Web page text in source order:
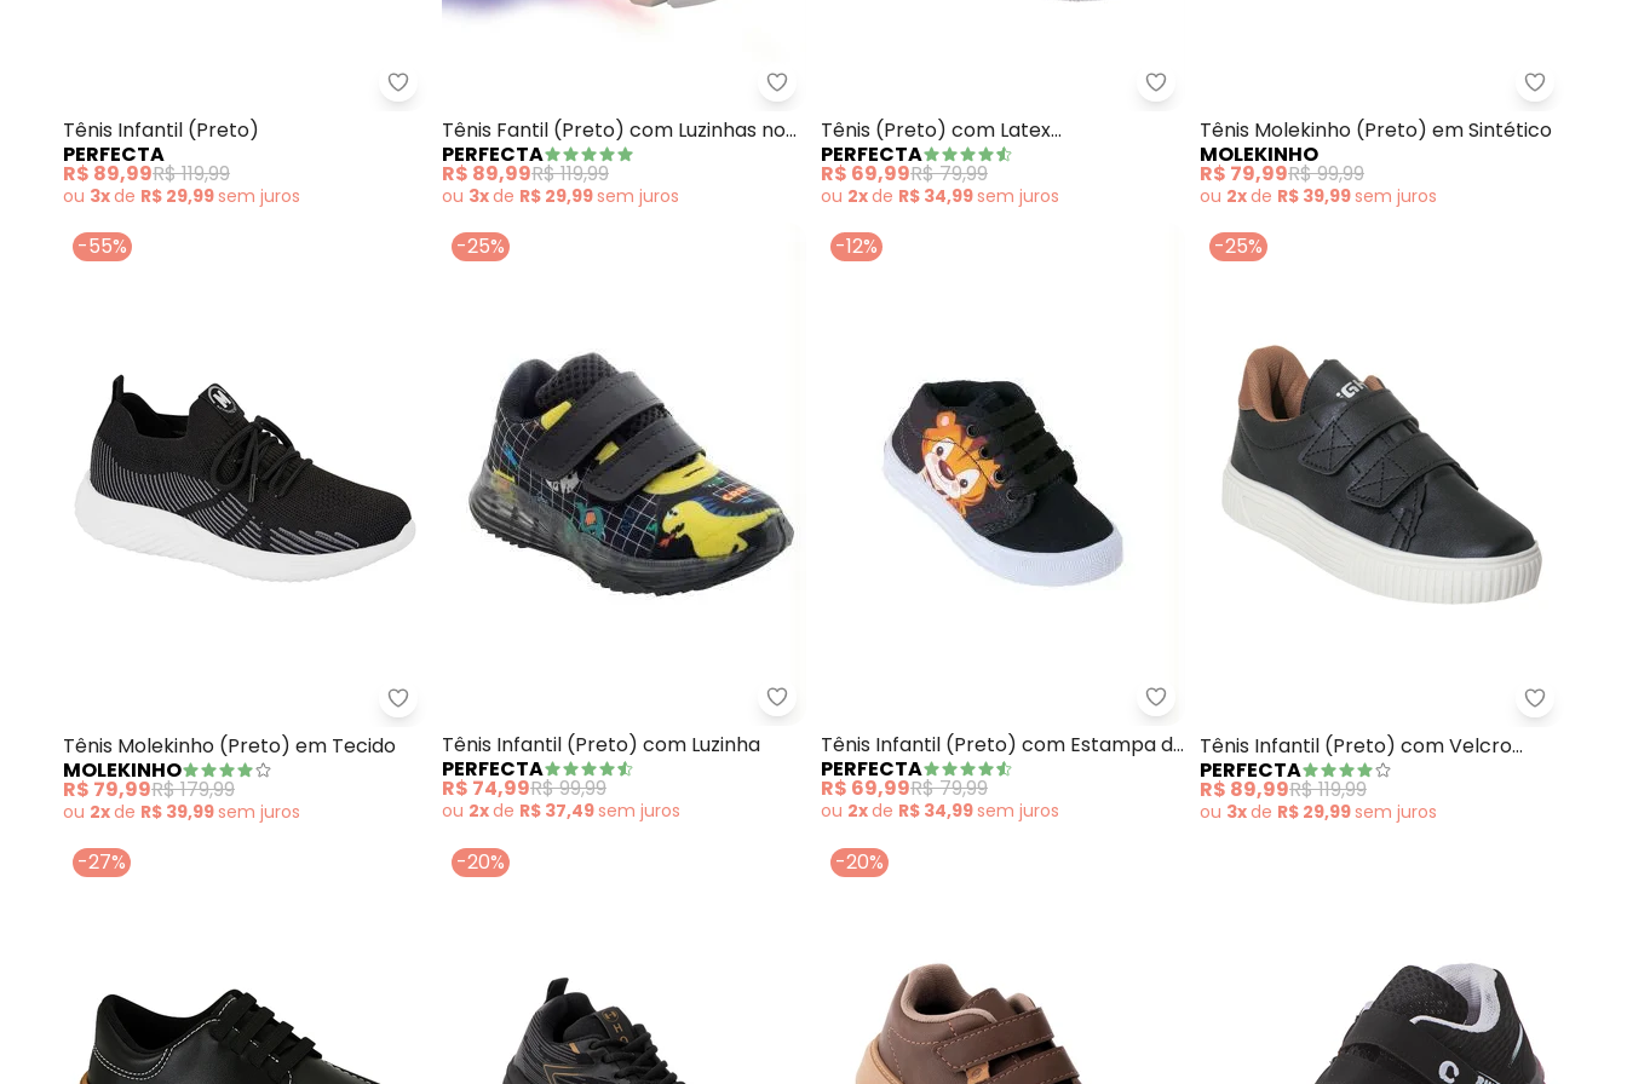
Perfecta - Tênis Infantil (Preto)
Tênis Infantil (Preto)
PERFECTA
R$ 89,99R$ 119,99
ou 3xde R$ 29,99sem juros
Perfecta - Tênis Fantil (Preto) com Luzinhas no Solado
Tênis Fantil (Preto) com Luzinhas no
Solado
PERFECTA
R$ 89,99R$ 119,99
ou 3xde R$ 29,99sem juros
Perfecta - Tênis (Preto) com Latex
Tênis (Preto) com Latex
Antiderrapante
PERFECTA
R$ 69,99R$ 79,99
ou 2xde R$ 34,99sem juros
Tênis Molekinho (Preto) em Sintético
MOLEKINHO
R$ 79,99R$ 99,99
ou 2xde R$ 39,99sem juros
-55%
Molekinho - Tênis Molekinho (Preto) em Tecido
Tênis Molekinho (Preto) em Tecido
MOLEKINHO
R$ 79,99R$ 179,99
ou 2xde R$ 39,99sem juros
-25%
Perfecta - Tênis Infantil (Preto) com Luzinha
Tênis Infantil (Preto) com Luzinha
PERFECTA
R$ 74,99R$ 99,99
ou 2xde R$ 37,49sem juros
-12%
Perfecta - Tênis Infantil (Preto) com Estampa
Tênis Infantil (Preto) com Estampa de
Tigre
PERFECTA
R$ 69,99R$ 79,99
ou 2xde R$ 34,99sem juros
-25%
Perfecta
Tênis Infantil (Preto) com Velcro
Duplo
PERFECTA
R$ 89,99R$ 119,99
ou 3xde R$ 29,99sem juros
-27% -20% -20%